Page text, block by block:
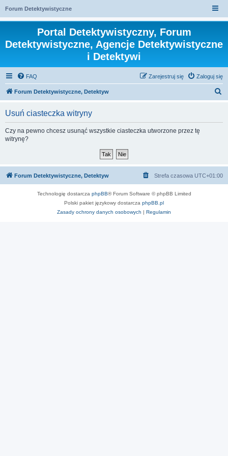
Forum Detektywistyczne
Portal Detektywistyczny, Forum
Detektywistyczne, Agencje Detektywistyczne
i Detektywi
FAQ Zaloguj się
Zarejestruj się
Forum Detektywistyczne, Detektyw
Usuń ciasteczka witryny
Czy na pewno chcesz usunąć wszystkie ciasteczka utworzone przez tę
witrynę?
Forum Detektywistyczne, Detektyw Strefa czasowa UTC+01:00
Technologię dostarcza phpBB® Forum Software © phpBB Limited
Polski pakiet językowy dostarcza phpBB.pl
Zasady ochrony danych osobowych | Regulamin